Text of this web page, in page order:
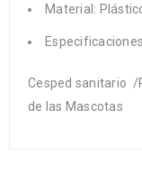
Material:
Cesped sanitario /
de las Mascotas